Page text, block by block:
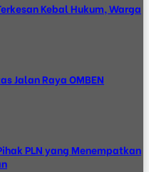
Kebal Hukum, Warga
Jalan Raya OMBEN
PLN yang Menempatkan